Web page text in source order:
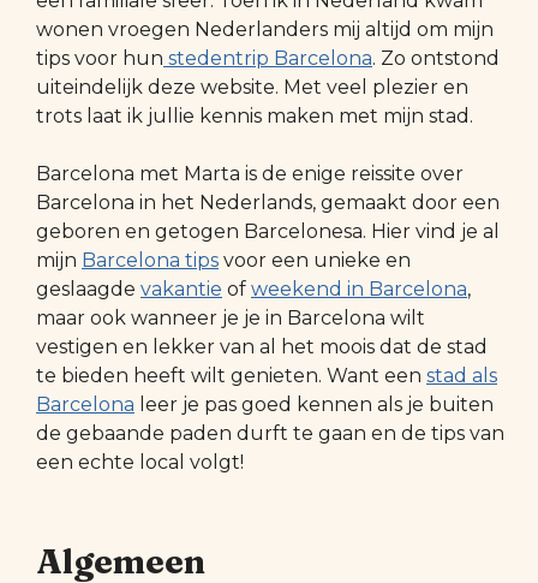
wonen vroegen Nederlanders mij altijd om mijn
tips voor hun stedentrip Barcelona. Zo ontstond
uiteindelijk deze website. Met veel plezier en
trots laat ik jullie kennis maken met mijn stad.
Barcelona met Marta is de enige reissite over
Barcelona in het Nederlands, gemaakt door een
geboren en getogen Barcelonesa. Hier vind je al
mijn Barcelona tips voor een unieke en
geslaagde vakantie of weekend in Barcelona,
maar ook wanneer je je in Barcelona wilt
vestigen en lekker van al het moois dat de stad
te bieden heeft wilt genieten. Want een stad als
Barcelona leer je pas goed kennen als je buiten
de gebaande paden durft te gaan en de tips van
een echte local volgt!
Algemeen